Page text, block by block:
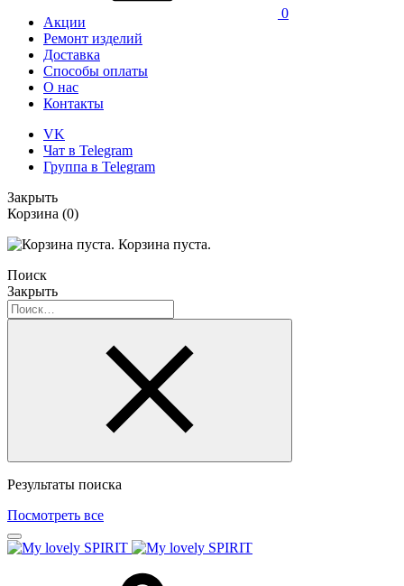
0
Акции
Ремонт изделий
Доставка
Способы оплаты
О нас
Контакты
VK
Чат в Telegram
Группа в Telegram
Закрыть
Корзина (0)
Корзина пуста.
Поиск
Закрыть
Результаты поиска
Посмотреть все